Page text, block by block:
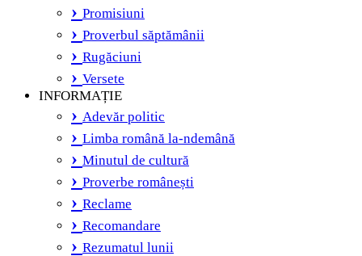
Promisiuni
Proverbul săptămânii
Rugăciuni
Versete
INFORMAȚIE
Adevăr politic
Limba română la-ndemână
Minutul de cultură
Proverbe românești
Reclame
Recomandare
Rezumatul lunii